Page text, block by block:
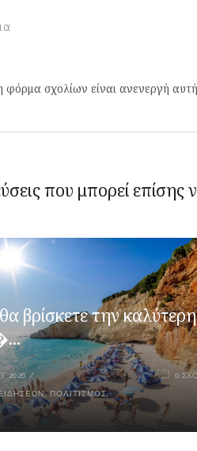
σχολίων είναι ανενεργή αυτή
που μπορεί επίσης
βρίσκετε την καλύτερη
2026
,ΠΟΛΙΤΙΣΜΌΣ,
0